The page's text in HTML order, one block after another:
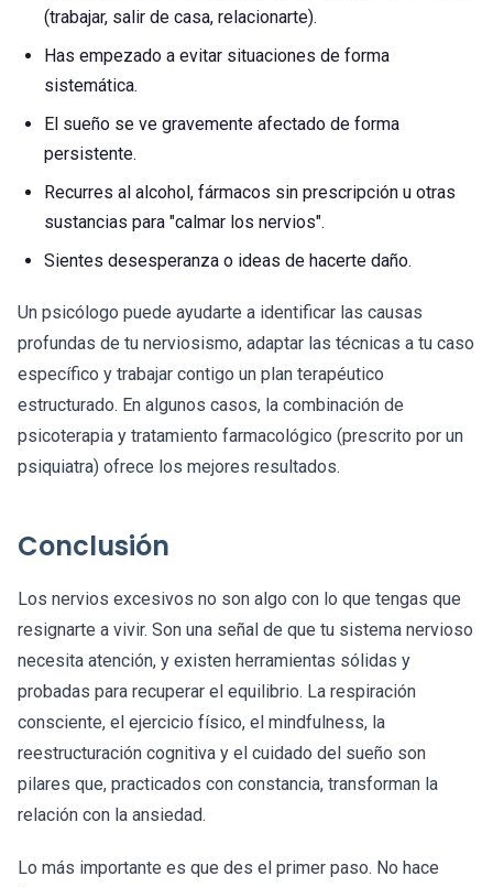
(trabajar, salir de casa, relacionarte).
Has empezado a evitar situaciones de forma
sistemática.
El sueño se ve gravemente afectado de forma
persistente.
Recurres al alcohol, fármacos sin prescripción u otras
sustancias para "calmar los nervios".
Sientes desesperanza o ideas de hacerte daño.
Un psicólogo puede ayudarte a identificar las causas
profundas de tu nerviosismo, adaptar las técnicas a tu caso
específico y trabajar contigo un plan terapéutico
estructurado. En algunos casos, la combinación de
psicoterapia y tratamiento farmacológico (prescrito por un
psiquiatra) ofrece los mejores resultados.
Conclusión
Los nervios excesivos no son algo con lo que tengas que
resignarte a vivir. Son una señal de que tu sistema nervioso
necesita atención, y existen herramientas sólidas y
probadas para recuperar el equilibrio. La respiración
consciente, el ejercicio físico, el mindfulness, la
reestructuración cognitiva y el cuidado del sueño son
pilares que, practicados con constancia, transforman la
relación con la ansiedad.
Lo más importante es que des el primer paso. No hace